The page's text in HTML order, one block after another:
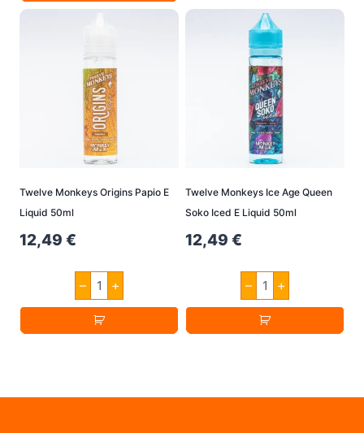
Menge
mehrere
Varianten
auf.
Die
Optionen
können
auf
Produktseite
gewählt
Twelve Monkeys Origins Papio E
Liquid 50ml
12,49 €
–
Twelve
Monkeys
Origins
Papio
E
+
Twelve Monkeys Ice Age Queen
Soko Iced E Liquid 50ml
12,49 €
–
Twelve
Monkeys
Ice
Age
Queen
50ml
+